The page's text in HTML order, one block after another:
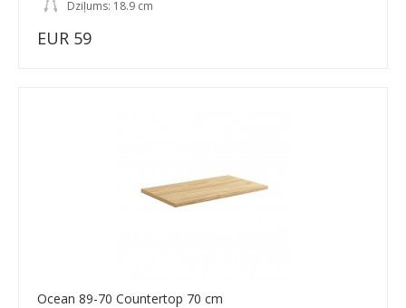
Dziļums: 18.9 cm
EUR 59
Ocean 89-70 Countertop 70 cm